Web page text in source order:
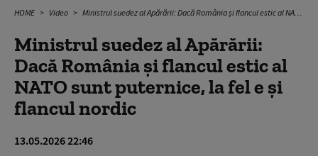
HOME Video Ministrul suedez al Apărării: Dacă România și flancul estic al NATO sunt puternice, la fel e și flancul nordic
Ministrul suedez al Apărării:
Dacă România și flancul estic al
NATO sunt puternice, la fel e și
flancul nordic
13.05.2026 22:46